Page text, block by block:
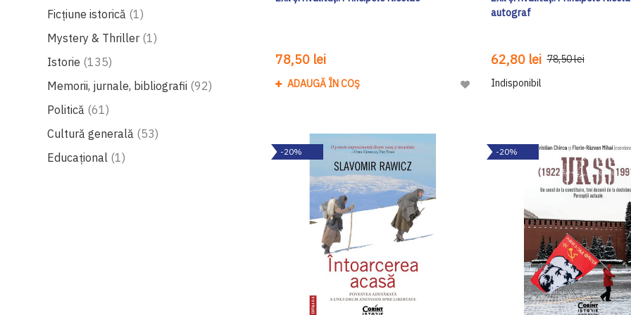
Ficțiune istorică 1produs
Mystery & Thriller 1produs
Istorie 135produse
Memorii, jurnale, bibliografii 92produse
Politică 61produse
Cultură generală 53produse
Educațional 1produs
78,50 lei
ADAUGĂ ÎN COȘ
Adaugă
Dorinte
autograf
62,80 lei 78,50 lei
Indisponibil
-20% -20%